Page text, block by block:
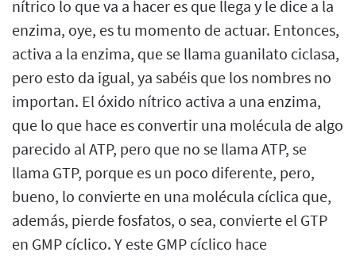
nítrico lo que va a hacer es que llega y le dice a la
enzima, oye, es tu momento de actuar. Entonces,
activa a la enzima, que se llama guanilato ciclasa,
pero esto da igual, ya sabéis que los nombres no
importan. El óxido nítrico activa a una enzima,
que lo que hace es convertir una molécula de algo
parecido al ATP, pero que no se llama ATP, se
llama GTP, porque es un poco diferente, pero,
bueno, lo convierte en una molécula cíclica que,
además, pierde fosfatos, o sea, convierte el GTP
en GMP cíclico. Y este GMP cíclico hace